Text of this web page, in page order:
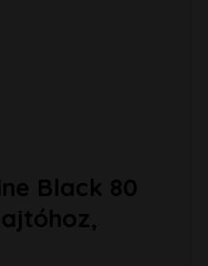
Black 80